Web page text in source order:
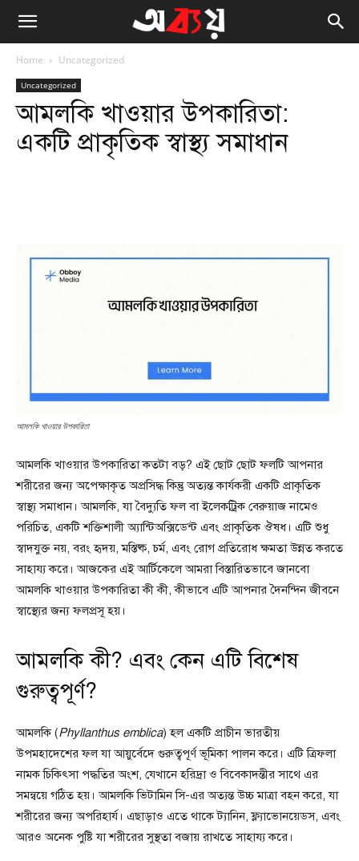
Home Uncategorized
Uncategorized
আমলকি খাওয়ার উপকারিতা:
একটি প্রাকৃতিক স্বাস্থ্য সমাধান
আমলকি খাওয়ার উপকারিতা
আমলকি খাওয়ার উপকারিতা কতটা বড়? এই ছোট ছোট ফলটি আপনার
শরীরের জন্য অপেক্ষাকৃত অপ্রসিদ্ধ কিন্তু অত্যন্ত কার্যকরী একটি প্রাকৃতিক
স্বাস্থ্য সমাধান। আমলকি, যা বৈদ্যুতি ফল বা ইলেকট্রিক বেরুয়াজ নামেও
পরিচিত, একটি শক্তিশালী অ্যান্টিঅক্সিডেন্ট এবং প্রাকৃতিক ঔষধ। এটি শুধু
স্বাদযুক্ত নয়, বরং হৃদয়, মস্তিষ্ক, চর্ম, এবং রোগ প্রতিরোধ ক্ষমতা উন্নত করতে
সাহায্য করে। আজকের এই আর্টিকেলে আমরা বিস্তারিতভাবে জানবো
আমলকি খাওয়ার উপকারিতা কী কী, কীভাবে এটি আপনার দৈনন্দিন জীবনে
স্বাস্থ্যের জন্য ফলপ্রসূ হয়।
আমলকি কী? এবং কেন এটি বিশেষ
গুরুত্বপূর্ণ?
আমলকি (Phyllanthus emblica) হল একটি প্রাচীন ভারতীয়
উপমহাদেশের ফল যা আয়ুর্বেদে গুরুত্বপূর্ণ ভূমিকা পালন করে। এটি ত্রিফলা
নামক চিকিৎসা পদ্ধতির অংশ, যেখানে হরিদ্রা ও বিবেকাদন্তীর সাথে এর
সমন্বয়ে গঠিত হয়। আমলকি ভিটামিন সি-এর অত্যন্ত উচ্চ মাত্রা বহন করে, যা
শরীরের জন্য অপরিহার্য। এছাড়াও এতে থাকে ট্যানিন, ফ্ল্যাভোনয়েডস, এবং
আরও অনেক পুষ্টি যা শরীরের সুস্থতা বজায় রাখতে সাহায্য করে।